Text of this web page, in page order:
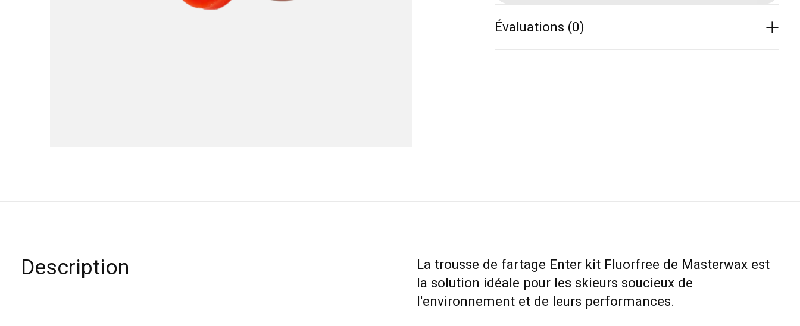
Évaluations (0)
Description
La trousse de fartage Enter kit Fluorfree de Masterwax est
la solution idéale pour les skieurs soucieux de
l'environnement et de leurs performances.